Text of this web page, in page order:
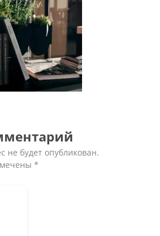
не будет опубликован.
*